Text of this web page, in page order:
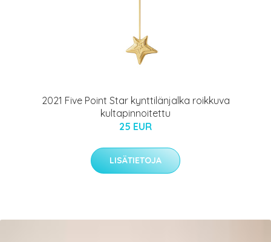
2021 Five Point Star kynttilänjalka roikkuva
kultapinnoitettu
25 EUR
LISÄTIETOJA